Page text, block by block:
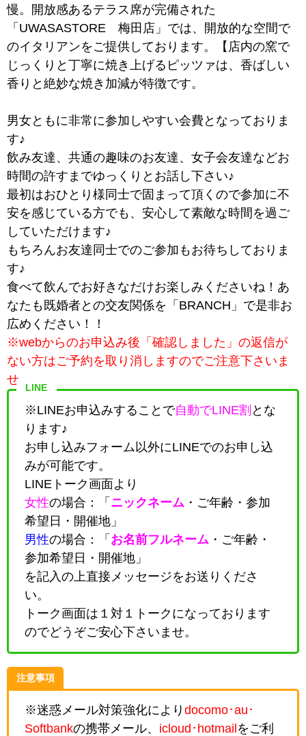
慢。開放感あるテラス席が完備された
「UWASASTORE 梅田店」では、開放的な空間で
のイタリアンをご提供しております。【店内の窯で
じっくりと丁寧に焼き上げるピッツァは、香ばしい
香りと絶妙な焼き加減が特徴です。
男女ともに非常に参加しやすい会費となっておりま
す♪
飲み友達、共通の趣味のお友達、女子会友達などお
時間の許すまでゆっくりとお話し下さい♪
最初はおひとり様同士で固まって頂くので参加に不
安を感じている方でも、安心して素敵な時間を過ご
していただけます♪
もちろんお友達同士でのご参加もお待ちしておりま
す♪
食べて飲んでお好きなだけお楽しみくださいね！あ
なたも既婚者との交友関係を「BRANCH」で是非お
広めください！！
※webからのお申込み後「確認しました」の返信が
ない方はご予約を取り消しますのでご注意下さいま
せ。
LINE
※LINEお申込みすることで自動でLINE割 とな
ります♪
お申し込みフォーム以外にLINEでのお申し込
みが可能です。
LINEトーク画面より
女性の場合：「 ニックネーム ・ ご年齢・参加
希望日・開催地」
男性の場合：「 お名前フルネーム ・ ご年齢・
参加希望日・開催地」
を記入の上直接メッセージをお送りくださ
い。
トーク画面は１対１トークになっております
のでどうぞご安心下さいませ。
注意事項
※迷惑メール対策強化により docomo･au･
Softbankの携帯メール、 icloud･hotmail をご利